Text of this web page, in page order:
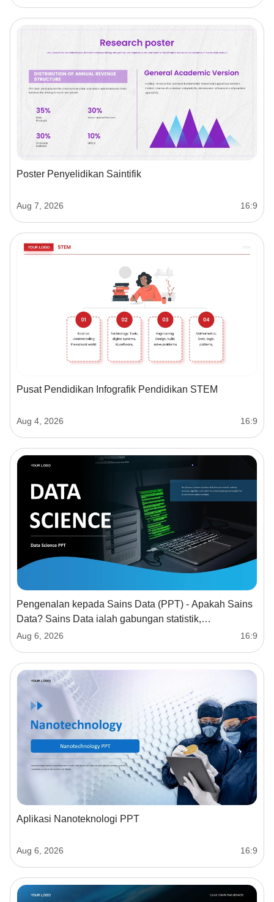
Poster Penyelidikan Saintifik
Aug 7, 2026 16:9
Pusat Pendidikan Infografik Pendidikan STEM
Aug 4, 2026 16:9
Pengenalan kepada Sains Data (PPT) - Apakah Sains
Data? Sains Data ialah gabungan statistik,
pengaturcaraan, dan pengetahuan domain untuk
mengekstrak wawasan bermakna daripada data. -
Mengapa Ia Penting? - Membantu membuat keputusan
berasaskan data
Aug 6, 2026 16:9
Aplikasi Nanoteknologi PPT
Aug 6, 2026 16:9